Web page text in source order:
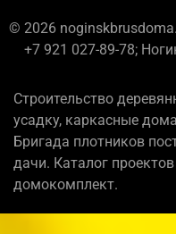
© 2026
+7 921 027-89-78;
Строительство
усадку, каркасные
Бригада плотников
дачи. Каталог
домокомплект.